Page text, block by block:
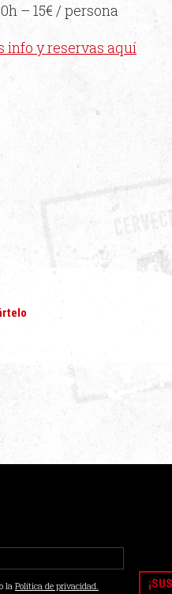
– 15€ / persona
info y reservas aquí
laPolítica de privacidad.